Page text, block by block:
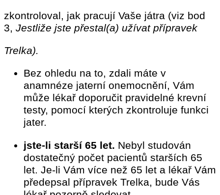
zkontroloval, jak pracují Vaše játra (viz bod
3, Jestliže jste přestal(a) užívat přípravek
Trelka).
Bez ohledu na to, zdali máte v
anamnéze jaterní onemocnění, Vám
může lékař doporučit pravidelné krevní
testy, pomocí kterých zkontroluje funkci
jater.
jste-li starší 65 let. Nebyl studován
dostatečný počet pacientů starších 65
let. Je-li Vám více než 65 let a lékař Vám
předepsal přípravek Trelka, bude Vás